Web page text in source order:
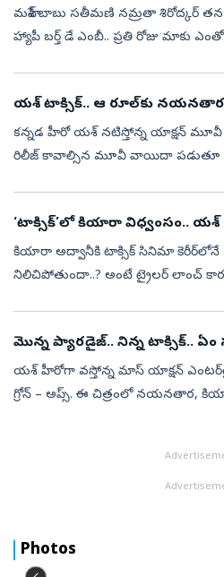
మహేశ్ బాబు సతీమణి నమ్రతా శిరోద్కర్ తన
హ్యాపీ బర్త్‌ డే ఎంబీ.. ప్రతి రోజు మాకు ఎంతో
యశ్ టాక్సిక్.. ఆ రూల్‌కు నయనతార
కన్నడ హీరో యశ్ నటిస్తోన్న యాక్షన్‌ మూవీ
రిలీజ్ కావాల్సిన మూవీ వాయిదా పడుతూ
‘టాక్సిక్‌’లో
కియారా అద్వానీకి టాక్సిక్‌ సినిమా
నిలిచిపోతుందా..? అంటే ట్రైలర్‌ లాంచ్‌
మొన్న ప్యారడైజ్.. నిన్న టాక్సిక్.. ఏం
యశ్ హీరోగా వస్తోన్న మాస్ యాక్షన్‌
గ్రోన్‌ – అప్స్‌. ఈ చిత్రంలో నయనతార,
Photos